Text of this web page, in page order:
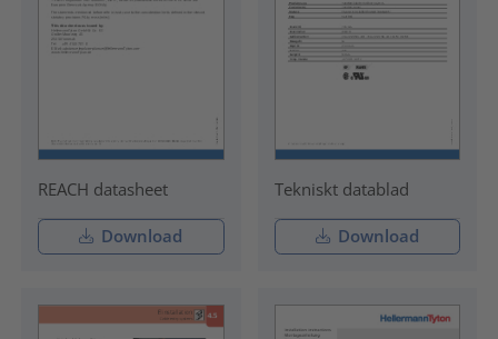
REACH datasheet
Download
Tekniskt datablad
Download